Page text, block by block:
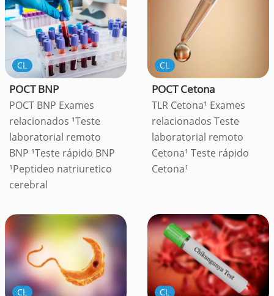
CL
POCT BNP
POCT BNP Exames
relacionados ¹Teste
laboratorial remoto
BNP ¹Teste rápido BNP
¹Peptideo natriuretico
cerebral
CL
POCT Cetona
TLR Cetona¹ Exames
relacionados Teste
laboratorial remoto
Cetona¹ Teste rápido
Cetona¹
CL CL